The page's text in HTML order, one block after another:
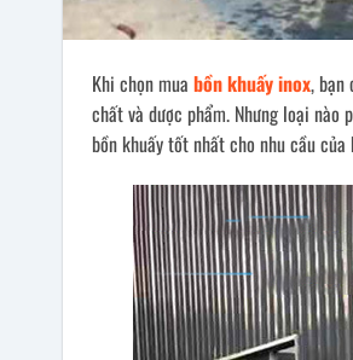
Khi chọn mua bồn khuấy inox, bạn
chất và dược phẩm. Nhưng loại nào
bồn khuấy tốt nhất cho nhu cầu của